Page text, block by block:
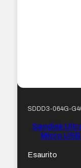
SDDD3-064G-
Sandisk
Micro
Esaurito